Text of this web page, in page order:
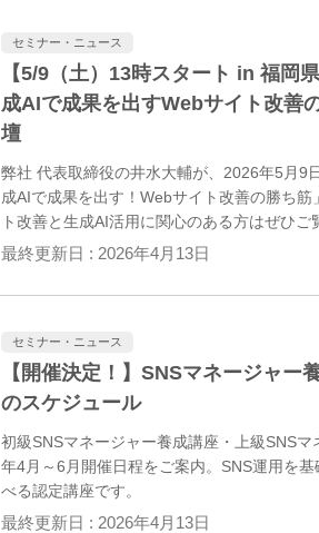
セミナー・ニュース
【5/9（土）13時スタート in 福岡
成AIで成果を出すWebサイト改善
壇
弊社 代表取締役の井水大輔が、2026年5月9
成AIで成果を出す！Webサイト改善の勝ち筋
ト改善と生成AI活用に関心のある方はぜひご
最終更新日 : 2026年4月13日
セミナー・ニュース
【開催決定！】SNSマネージャー
のスケジュール
初級SNSマネージャー養成講座・上級SNS
年4月～6月開催日程をご案内。SNS運用を
べる認定講座です。
最終更新日 : 2026年4月13日